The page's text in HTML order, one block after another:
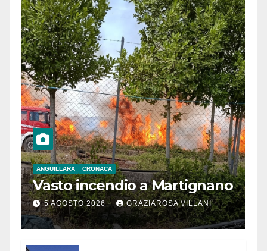
ANGUILLARA CRONACA
Vasto incendio a Martignano
5 AGOSTO 2026 GRAZIAROSA VILLANI